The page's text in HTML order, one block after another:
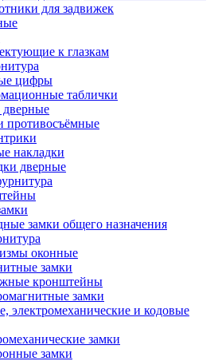
для задвижек
к глазкам
цифры
таблички
накладки
дверные
замки общего назначения
оконные
замки
кронштейны
замки
электромеханические и кодовые
замки
замки